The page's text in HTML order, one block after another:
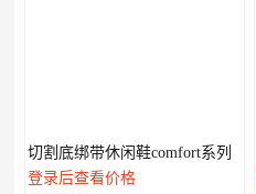
切割底绑带休闲鞋comfort系列
登录后查看价格